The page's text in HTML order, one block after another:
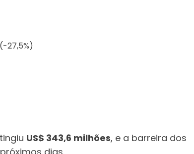
27,5%)
US$ 343,6 milhões, e a barreira dos